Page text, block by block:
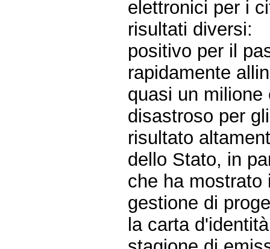
elettronici per i
risultati diversi:
positivo per il
rapidamente
quasi un
disastroso per
risultato
dello Stato, in
che ha mostrato
gestione di
la carta